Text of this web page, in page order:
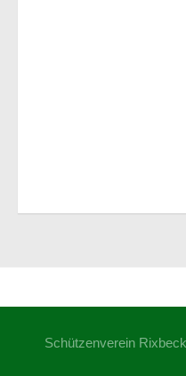
Schützenverein